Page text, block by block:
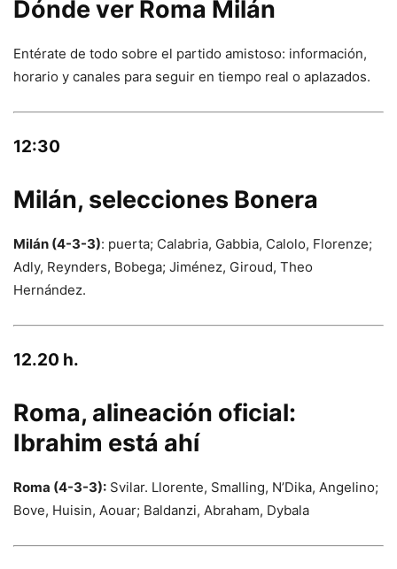
Dónde ver Roma Milán
Entérate de todo sobre el partido amistoso: información,
horario y canales para seguir en tiempo real o aplazados.
12:30
Milán, selecciones Bonera
Milán (4-3-3): puerta; Calabria, Gabbia, Calolo, Florenze;
Adly, Reynders, Bobega; Jiménez, Giroud, Theo
Hernández.
12.20 h.
Roma, alineación oficial:
Ibrahim está ahí
Roma (4-3-3): Svilar. Llorente, Smalling, N’Dika, Angelino;
Bove, Huisin, Aouar; Baldanzi, Abraham, Dybala